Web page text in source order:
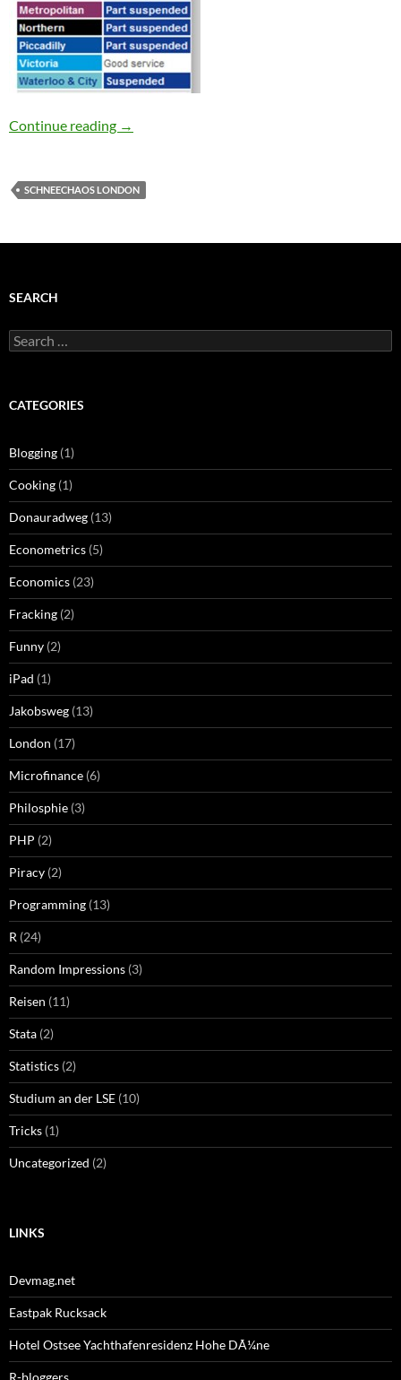
Continue reading Schneechaos in London!
→
SCHNEECHAOS LONDON
SEARCH
Search
for:
CATEGORIES
Blogging (1)
Cooking (1)
Donauradweg (13)
Econometrics (5)
Economics (23)
Fracking (2)
Funny (2)
iPad (1)
Jakobsweg (13)
London (17)
Microfinance (6)
Philosphie (3)
PHP (2)
Piracy (2)
Programming (13)
R (24)
Random Impressions (3)
Reisen (11)
Stata (2)
Statistics (2)
Studium an der LSE (10)
Tricks (1)
Uncategorized (2)
LINKS
Devmag.net
Eastpak Rucksack
Hotel Ostsee Yachthafenresidenz Hohe DÃ¼ne
R-bloggers